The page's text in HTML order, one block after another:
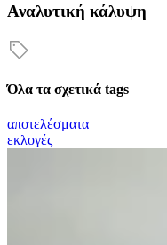
Αναλυτική κάλυψη
Όλα τα σχετικά tags
αποτελέσματα
εκλογές